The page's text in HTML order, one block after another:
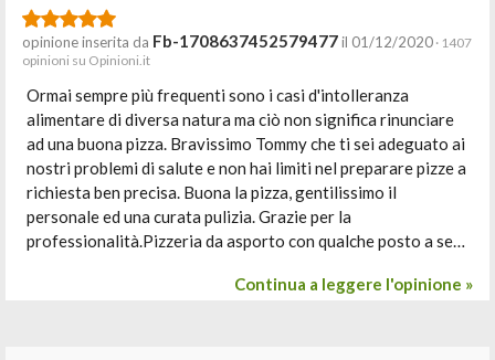
opinione inserita da Fb-1708637452579477il 01/12/2020 · 1407
opinioni su Opinioni.it
Ormai sempre più frequenti sono i casi d'intolleranza
alimentare di diversa natura ma ciò non significa rinunciare
ad una buona pizza. Bravissimo Tommy che ti sei adeguato ai
nostri problemi di salute e non hai limiti nel preparare pizze a
richiesta ben precisa. Buona la pizza, gentilissimo il
personale ed una curata pulizia. Grazie per la
professionalità.Pizzeria da asporto con qualche posto a se…
Continua a leggere l'opinione »